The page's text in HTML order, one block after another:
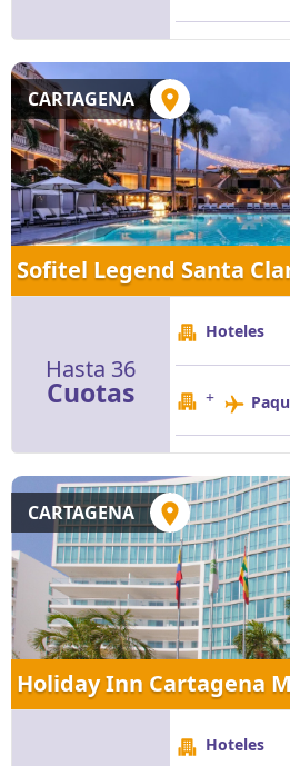
CARTAGENA
Sofitel Legend Santa
Hasta 36
Cuotas
Hoteles
+
CARTAGENA
Holiday Inn Cartagena
Hoteles